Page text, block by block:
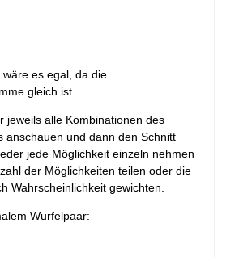
es egal, da die
gleich ist.
jeweils alle Kombinationen des
anschauen und dann den Schnitt
jede Möglichkeit einzeln nehmen
der Möglichkeiten teilen oder die
Wahrscheinlichkeit gewichten.
Wurfelpaar: